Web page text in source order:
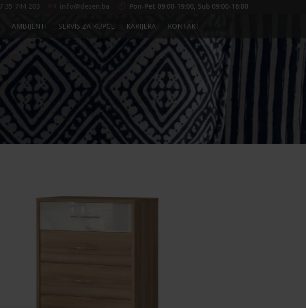
AMBIJENTI SERVIS ZA KUPCE KARIJERA KONTAKT
35 744 203 info@dezen.ba Pon-Pet 09:00-19:00, Sub 09:00-16:00